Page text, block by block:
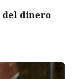
del dinero